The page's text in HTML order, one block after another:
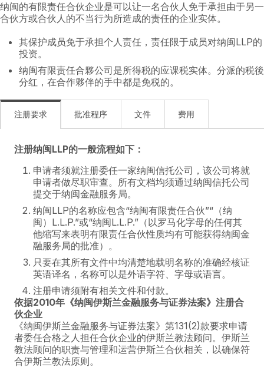
纳闽的有限责任合伙企业是可以让一名合伙人免于承担由于另一
合伙方或合伙人的不当行为所造成的责任的企业实体。
其保护成员免于承担个人责任，责任限于成员对纳闽LLP的
投资。
纳闽有限责任合夥公司是所得税的应课税实体。分派的税後
分红，在合作夥伴的手中都是免税的。
注册要求 批准程序 文件 费用
注册纳闽LLP的一般流程如下：
申请者须就注册委任一家纳闽信托公司，该公司将就
申请者做尽职审查。所有文档均须通过纳闽信托公司
提交于纳闽金融服务局。
纳闽LLP的名称应包含“纳闽有限责任合伙”“（纳
闽）L.L.P.”或“纳闽L.L.P.”（以罗马化字母的任何其
他缩写来表明有限责任合伙性质均有可能获得纳闽金
融服务局的批准）。
只要在其所有文件中均清楚地载明名称的准确经核证
英语译名，名称可以是外语字符、字母或语言。
注册申请须附有相关文件和付款。
依据2010年《纳闽伊斯兰金融服务与证券法案》注册合
伙企业
《纳闽伊斯兰金融服务与证券法案》第131(2)款要求申请
者委任合格之人担任合伙企业的伊斯兰教法顾问。伊斯兰
教法顾问的职责与管理和运营伊斯兰合伙相关，以确保符
合伊斯兰教法原则。